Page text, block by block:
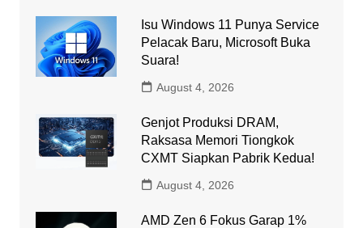
Isu Windows 11 Punya Service
Pelacak Baru, Microsoft Buka
Suara!
August 4, 2026
Genjot Produksi DRAM,
Raksasa Memori Tiongkok
CXMT Siapkan Pabrik Kedua!
August 4, 2026
AMD Zen 6 Fokus Garap 1%